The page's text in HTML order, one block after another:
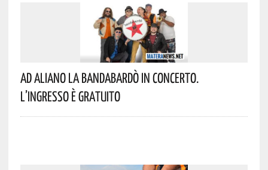
Ad Aliano La Bandabardò In Concerto.
L’ingresso È Gratuito